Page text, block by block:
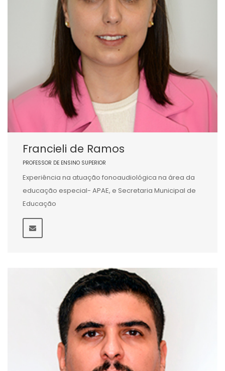
Francieli de Ramos
PROFESSOR DE ENSINO SUPERIOR
Experiência na atuação fonoaudiológica na área da
educação especial- APAE, e Secretaria Municipal de
Educação